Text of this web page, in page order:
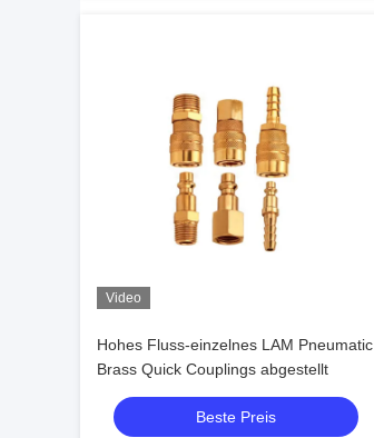
Video
Hohes Fluss-einzelnes LAM Pneumatic
Brass Quick Couplings abgestellt
Beste Preis